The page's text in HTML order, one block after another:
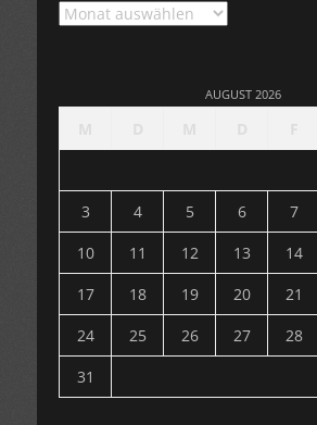
Archiv
AUGUST 2026
3
4 5 6 7
10
11 12 13 14
17
18 19 20 21
24
25 26 27 28
31